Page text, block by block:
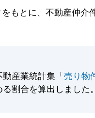
もとに、不動産仲
産業統計集「売り物
割合を算出しました。